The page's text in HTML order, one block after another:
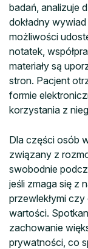
badań, analizuje
dokładny
możliwości
notatek,
materiały są
stron. Pacjent
formie
korzystania z
Dla części osób
związany z
swobodnie
jeśli zmaga się z
przewlekłymi
wartości.
zachowanie
prywatności, co